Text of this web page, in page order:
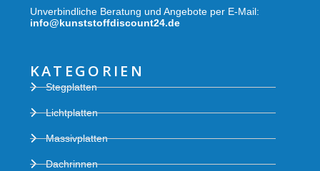
Unverbindliche Beratung und Angebote per E-Mail:
info@kunststoffdiscount24.de
KATEGORIEN
Stegplatten
Lichtplatten
Massivplatten
Dachrinnen